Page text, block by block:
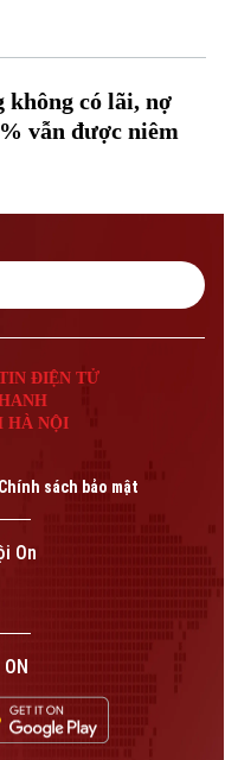
HÌNH HÀ NỘI
không có lãi, nợ
vẫn được niêm
ĐIỆN TỬ
HÀ NỘI
Chính sách bảo mật
On